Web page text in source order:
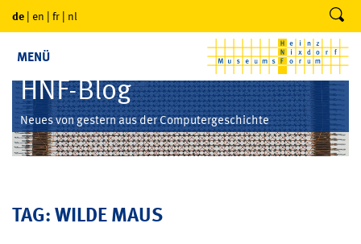
de | en | fr | nl
MENÜ
HNF-Blog
Neues von gestern aus der Computergeschichte
TAG: WILDE MAUS